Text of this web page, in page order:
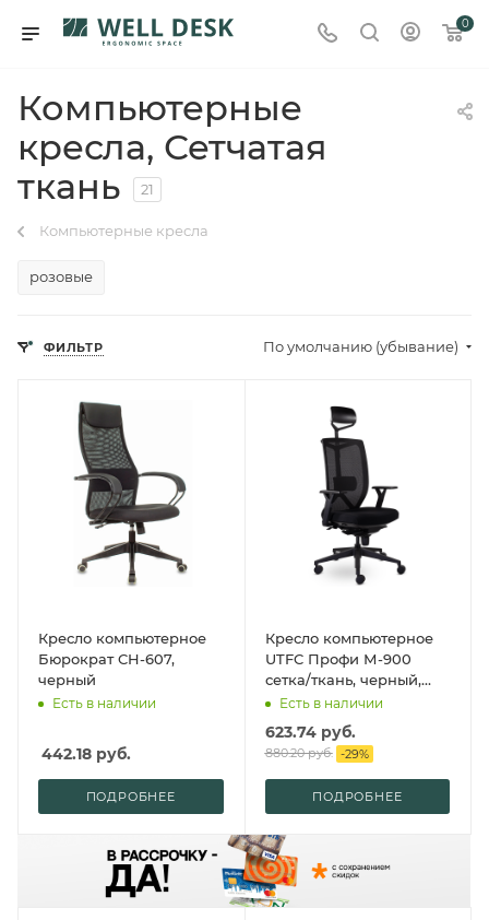
0
Компьютерные
кресла, Сетчатая
ткань
21
Компьютерные кресла
розовые
ФИЛЬТР По умолчанию (убывание)
Кресло компьютерное
Бюрократ CH-607,
черный
Есть в наличии
442.18 руб.
ПОДРОБНЕЕ
Кресло компьютерное
UTFC Профи М-900
сетка/ткань, черный,
крестов. пластик, с
Есть в наличии
623.74руб.
880.20руб. -29%
ПОДРОБНЕЕ